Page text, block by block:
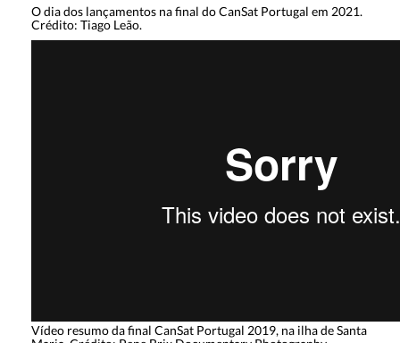
O dia dos lançamentos na final do CanSat Portugal em 2021.
Crédito: Tiago Leão.
Vídeo resumo da final CanSat Portugal 2019, na ilha de Santa